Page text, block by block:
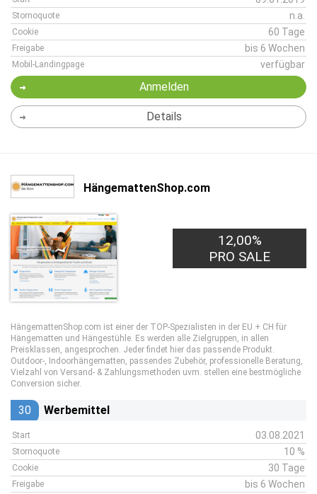
Stornoquote n.a.
Cookie 60 Tage
Freigabe bis 6 Wochen
Mobil-Landingpage verfügbar
Anmelden
Details
HängemattenShop.com
12,00%
PRO SALE
HängemattenShop.com ist einer der TOP-Spezialisten in der EU + CH für
Hängematten und Hängestühle. Es werden alle Zielgruppen, in allen
Preisklassen, angesprochen. Jeder findet hier das passende Produkt.
Outdoor-, Indoorhängematten, passendes Zubehör, professionelle Beratung,
Vielzahl von Versand- & Zahlungsmethoden uvm. stellen eine bestmögliche
Conversion sicher.
30 Werbemittel
Start 03.08.2021
Stornoquote 10 %
Cookie 30 Tage
Freigabe bis 6 Wochen